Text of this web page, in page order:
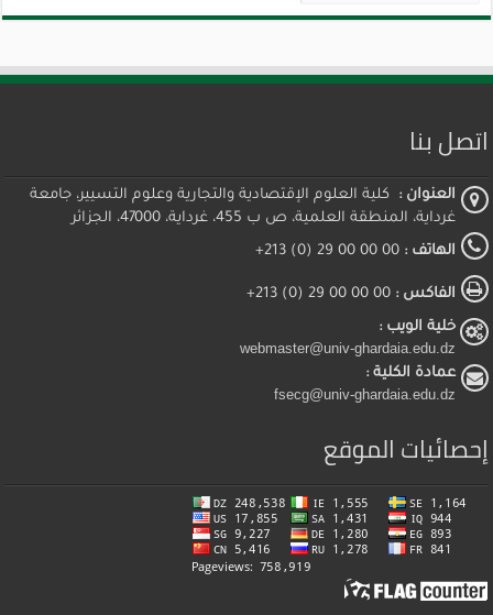
اتصل بنا
العنوان : كلية العلوم الإقتصادية والتجارية وعلوم التسيير، جامعة
غرداية، المنطقة العلمية، ص ب 455، غرداية، 47000، الجزائر
الهاتف : 00 00 00 29 (0) 213+
الفاكس : 00 00 00 29 (0) 213+
خلية الويب :
webmaster@univ-ghardaia.edu.dz
عمادة الكلية :
fsecg@univ-ghardaia.edu.dz
إحصائيات الموقع